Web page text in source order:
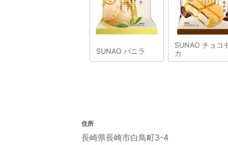
SUNAO バニラ
SUNAO チョコ
カ
住所
長崎県長崎市白鳥町3-4